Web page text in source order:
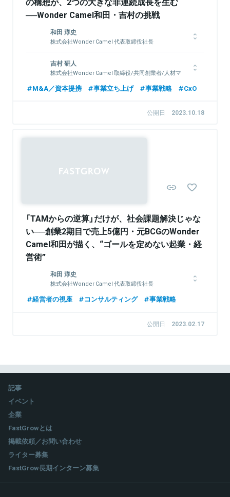
──Wonder Camel和田・吉村の挑戦
和田 淳史
株式会社Wonder Camel 代表取締役社長
務改革、システム導入など国内外それぞれで幅広いプロジェクト
を経験。ボストンコンサルティンググループではナショナルクラ
イアントを相手に全社的な戦略策定に携わる。その傍ら、ベンチ
ャー企業支援の経験も積んだ。2021年、株式会社Wonder
吉村 研人
株式会社Wonder Camel 取締役/共同創業者/人材マ
上智大学理工学部情報理工学科卒。JSOLにて社内起業家として
Wonder Camelを共同創業。2025年に株式会社アクリオを完全
M&A／資本提携 事業立ち上げ 事業戦略 CxO
公開日 2023.10.18
「TAMからの逆算」だけが、社会課題解決じゃな
い──創業2期目で売上5億円・元BCGのWonder
Camel和田が描く、“ゴールを定めない起業・経
営術”
和田 淳史
株式会社Wonder Camel 代表取締役社長
上智大学経済学部経済学科卒。アビームコンサルティングにて業
イアントを相手に全社的な戦略策定に携わる。その傍ら、ベンチ
経営者の視座 コンサルティング 事業戦略
公開日 2023.02.17
記事
イベント
企業
FastGrowとは
掲載依頼／お問い合わせ
ライター募集
FastGrow長期インターン募集